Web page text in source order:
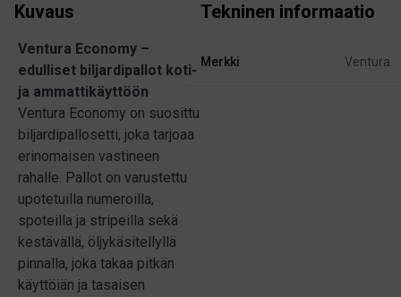
Kuvaus
Ventura Economy –
edulliset biljardipallot koti-
ja ammattikäyttöön
Ventura Economy on suosittu
biljardipallosetti, joka tarjoaa
erinomaisen vastineen
rahalle. Pallot on varustettu
upotetuilla numeroilla,
spoteilla ja stripeilla sekä
kestävällä, öljykäsitellyllä
pinnalla, joka takaa pitkän
käyttöiän ja tasaisen
Tekninen informaatio
Merkki Ventura